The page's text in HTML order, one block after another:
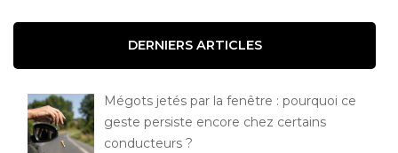
DERNIERS ARTICLES
Mégots jetés par la fenêtre : pourquoi ce
geste persiste encore chez certains
conducteurs ?